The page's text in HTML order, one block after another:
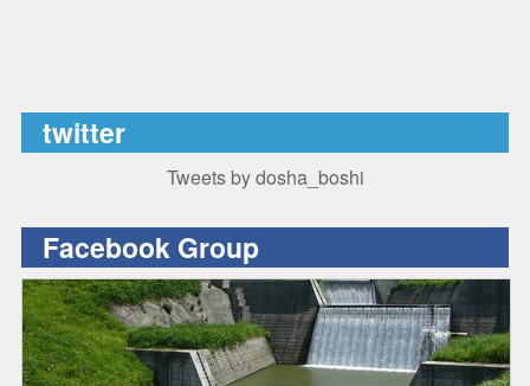
twitter
Tweets by dosha_boshi
Facebook Group